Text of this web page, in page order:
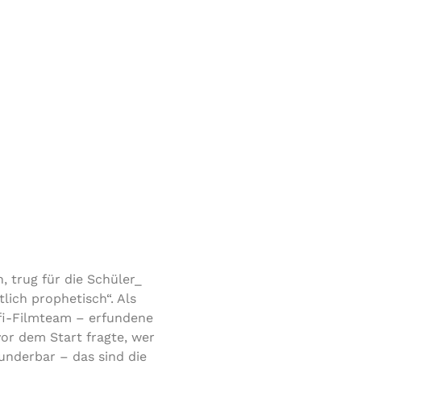
trug für die Schüler_​
pro­phe­tisch“. Als
Filmteam – erfundene
dem Start fragte, wer
– das sind die